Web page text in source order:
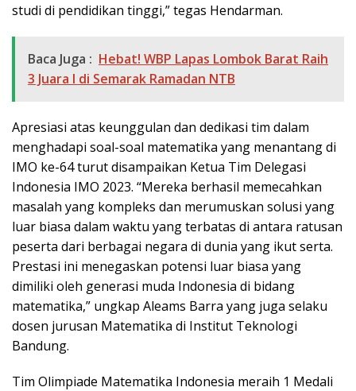
studi di pendidikan tinggi,” tegas Hendarman.
Baca Juga : Hebat! WBP Lapas Lombok Barat Raih
3 Juara I di Semarak Ramadan NTB
Apresiasi atas keunggulan dan dedikasi tim dalam
menghadapi soal-soal matematika yang menantang di
IMO ke-64 turut disampaikan Ketua Tim Delegasi
Indonesia IMO 2023. “Mereka berhasil memecahkan
masalah yang kompleks dan merumuskan solusi yang
luar biasa dalam waktu yang terbatas di antara ratusan
peserta dari berbagai negara di dunia yang ikut serta.
Prestasi ini menegaskan potensi luar biasa yang
dimiliki oleh generasi muda Indonesia di bidang
matematika,” ungkap Aleams Barra yang juga selaku
dosen jurusan Matematika di Institut Teknologi
Bandung.
Tim Olimpiade Matematika Indonesia meraih 1 Medali